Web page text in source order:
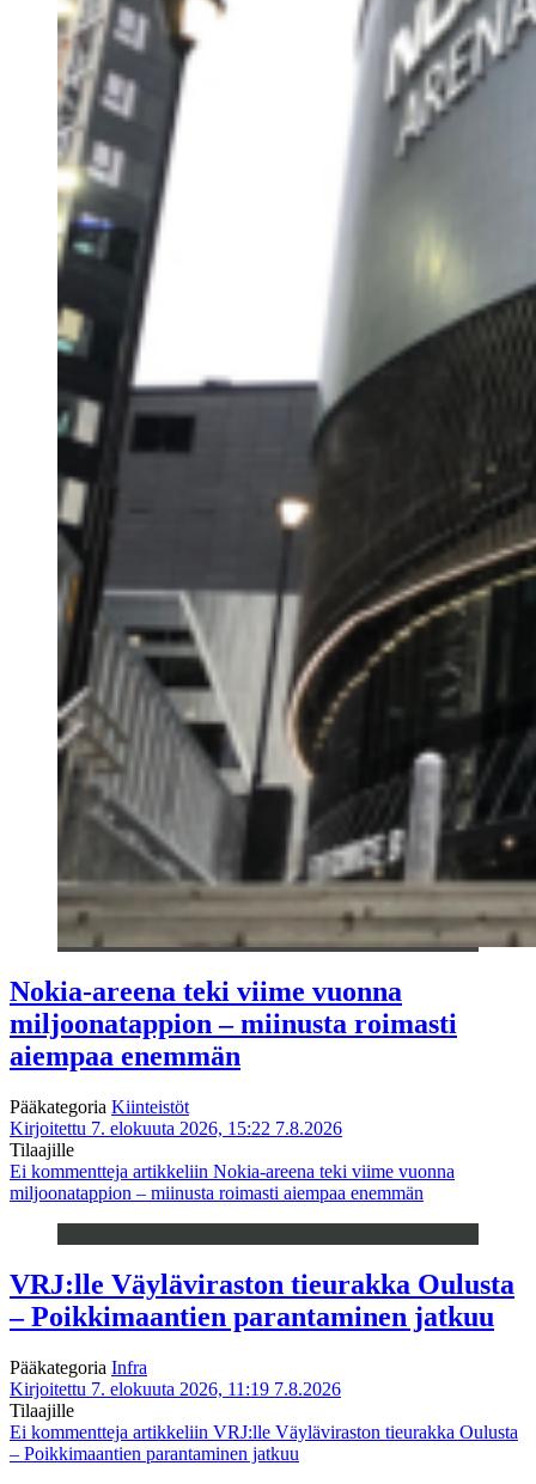
Nokia-areena teki viime vuonna
miljoonatappion – miinusta roimasti
aiempaa enemmän
Pääkategoria Kiinteistöt
Kirjoitettu 7. elokuuta 2026, 15:22 7.8.2026
Tilaajille
Ei kommentteja artikkeliin Nokia-areena teki viime vuonna
miljoonatappion – miinusta roimasti aiempaa enemmän
VRJ:lle Väyläviraston tieurakka Oulusta
– Poikkimaantien parantaminen jatkuu
Pääkategoria Infra
Kirjoitettu 7. elokuuta 2026, 11:19 7.8.2026
Tilaajille
Ei kommentteja artikkeliin VRJ:lle Väyläviraston tieurakka Oulusta
– Poikkimaantien parantaminen jatkuu